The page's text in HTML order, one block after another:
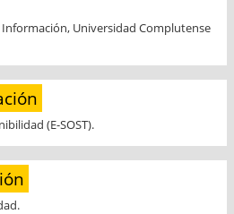
Información, Universidad Complutense
(E-SOST).